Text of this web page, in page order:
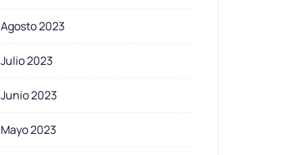
Agosto 2023
Julio 2023
Junio 2023
Mayo 2023